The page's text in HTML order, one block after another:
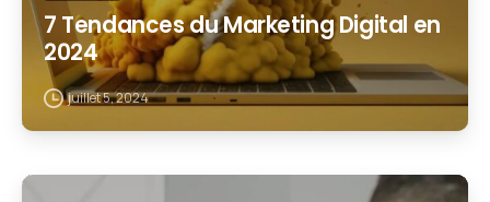
7 Tendances du Marketing Digital en
2024
juillet 5, 2024